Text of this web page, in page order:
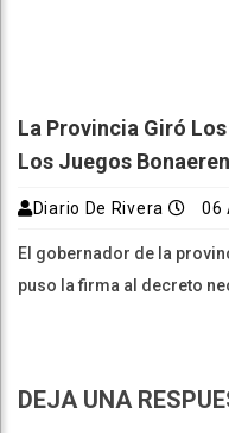
La Provincia Giró
Los Juegos
Diario De Rivera 06
El gobernador de la
puso la firma al decreto
DEJA UNA